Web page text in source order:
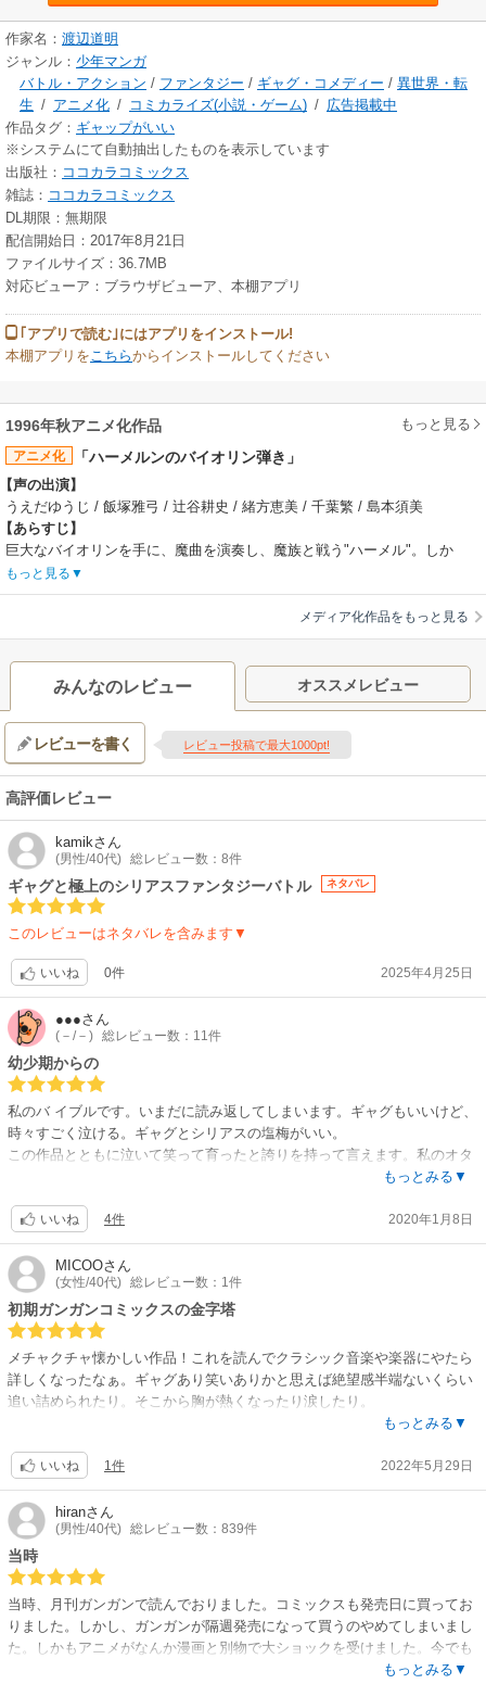
作家名： 渡辺道明
ジャンル： 少年マンガ
バトル・アクション / ファンタジー / ギャグ・コメディー / 異世界・転
生 / アニメ化 / コミカライズ(小説・ゲーム) / 広告掲載中
作品タグ： ギャップがいい
※システムにて自動抽出したものを表示しています
出版社： ココカラコミックス
雑誌： ココカラコミックス
DL期限：無期限
配信開始日：2017年8月21日
ファイルサイズ：36.7MB
対応ビューア：ブラウザビューア、本棚アプリ
｢アプリで読む｣にはアプリをインストール!
本棚アプリを こちらからインストールしてください
1996年秋アニメ化作品 もっと見る
アニメ化 「ハーメルンのバイオリン弾き」
声の出演】
うえだゆうじ / 飯塚雅弓 / 辻谷耕史 / 緒方恵美 / 千葉繁 / 島本須美
あらすじ】
巨大なバイオリンを手に、魔曲を演奏し、魔族と戦う"ハーメル"。しか
し、ハーメルはその魔族の王である、大魔王ケストラーの息子であるとい
う宿命を持つ。ケストラーを復活させるという"パンドラの箱"をめぐり、
人間と魔族の戦いは繰り広げられ、魔族化が進む体をかばい、戦いを続け
るハーメル、そして、人類の救世主である魔法王国スフォルツエンドの王
女"フルート"の旅と戦い、そして愛を描く、一大叙事詩。
制作会社】
スタジオディーン
スタッフ情報】
原作:渡辺道明
監督:西村純二
シリーズ構成・脚本:今川泰宏、中島敦子 / 音楽:田中公平
もっと見る
メディア化作品をもっと見る
みんなのレビュー オススメレビュー
レビューを書く レビュー投稿で最大1000pt!
高評価レビュー
kamikさん
(男性/40代) 総レビュー数：8件
ギャグと極上のシリアスファンタジーバトル ネタバレ
このレビューはネタバレを含みます▼
いいね 0件 2025年4月25日
●●●さん
(－/－) 総レビュー数：11件
幼少期からの
私のバ イブルです。いまだに読み返してしまいます。ギャグもいいけど、
時々すごく泣ける。ギャグとシリアスの塩梅がいい。
この作品とともに泣いて笑って育ったと誇りを持って言えます。私のオタ
ク人生はこの作品から始まったといっても過言ではないでしょう。そして
好きなキャラやシーンは語り尽くせませんが、とりあえず言わせていただ
くと、トチ狂ったパンドラお母さんのキ●ガイっぷりが大好きです！！
あと仕事で辛い時などはつい心の中でドナドナを歌っています。
もっとみる▼
いいね 4件 2020年1月8日
MICOOさん
(女性/40代) 総レビュー数：1件
初期ガンガンコミックスの金字塔
メチャクチャ懐かしい作品！これを読んでクラシック音楽や楽器にやたら
詳しくなったなぁ。ギャグあり笑いありかと思えば絶望感半端ないくらい
追い詰められたり。そこから胸が熱くなったり涙したり。
特に物語の後半から北の都へ突入する時の盛り上がりは最高潮。何回読ん
敵キャラも個性的で何か憎めなかったり。
サイザーとクラーリィが好きでした。
もっとみる▼
いいね 1件 2022年5月29日
hiranさん
(男性/40代) 総レビュー数：839件
当時
当時、月刊ガンガンで読んでおりました。コミックスも発売日に買ってお
りました。しかし、ガンガンが隔週発売になって買うのやめてしまいまし
た。しかもアニメがなんか漫画と別物で大ショックを受けました。今でも
もっとみる▼